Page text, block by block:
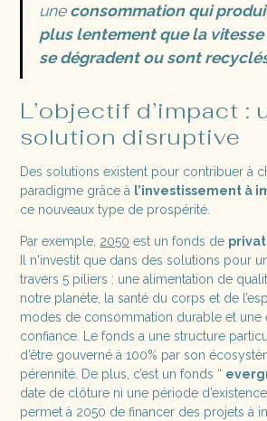
une consommation qui
plus lentement que la
se dégradent ou sont
L’objectif d’impact :
solution disruptive
Des solutions existent pour contribuer à
paradigme grâce à l’investissement à
ce nouveaux type de prospérité.
Par exemple, 2050 est un fonds de
Il n'investit que dans des solutions pour
travers 5 piliers : une alimentation de
notre planète, la santé du corps et de
modes de consommation durable et une
confiance. Le fonds a une structure
d’être gouverné à 100% par son
pérennité. De plus, c’est un fonds “
date de clôture ni une période
permet à 2050 de financer des projets à